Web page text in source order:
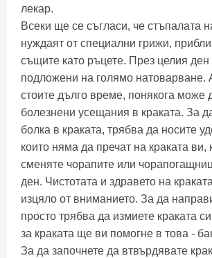
лекар.
Всеки ще се съгласи, че стъпалата
нуждаят от специални грижи,
същите като ръцете. През целия ден
подложени на голямо натоварване.
стоите дълго време, понякога може
болезнени усещания в краката. За
болка в краката, трябва да носите
които няма да пречат на краката ви,
сменяте чорапите или
ден. Чистотата и здравето на
изцяло от вниманието. За да
просто трябва да измиете краката
за краката ще ви помогне в това -
За да започнете да втвърдявате